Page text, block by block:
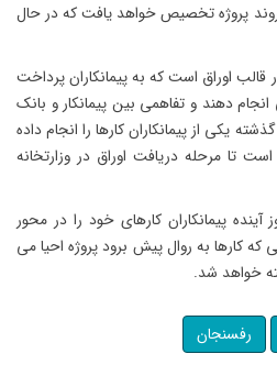
روند پروژه تخصیص خواهد یافت که در حال
اوراق است که به پیمانکاران پرداخت
انجام دهند و تفاهمی بین پیمانکار و بانک
یکی از پیمانکاران کارها را انجام داده
تا مرحله دریافت اوراق در وزارتخانه
پیمانکاران کارهای خود را در محور
کارها به روال پیش برود پروژه احیا می
خواهد شد.
رفسنجان